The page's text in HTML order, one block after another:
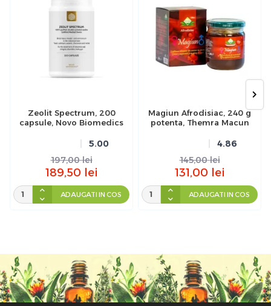
Zeolit Spectrum, 200
capsule, Novo Biomedics
5.00
197,00 lei
189,50 lei
ADAUGATI IN COS
Magiun Afrodisiac, 240 g
potenta, Themra Macun
4.86
145,00 lei
131,00 lei
ADAUGATI IN COS